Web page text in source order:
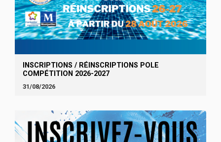
INSCRIPTIONS / RÉINSCRIPTIONS POLE
COMPÉTITION 2026-2027
31/08/2026